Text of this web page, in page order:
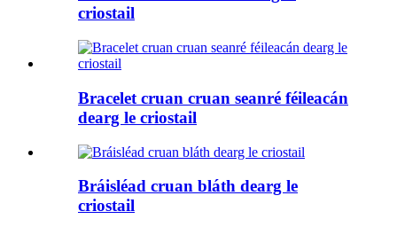
criostail
Bracelet cruan cruan seanré féileacán
dearg le criostail
Bráisléad cruan bláth dearg le
criostail